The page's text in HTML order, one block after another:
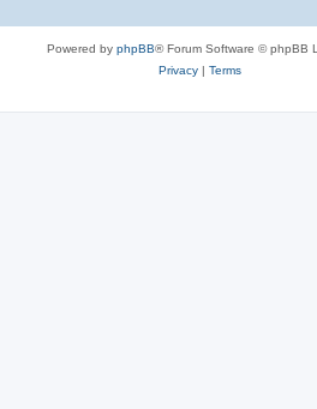
Powered by phpBB® Forum Software © phpBB
Privacy| Terms